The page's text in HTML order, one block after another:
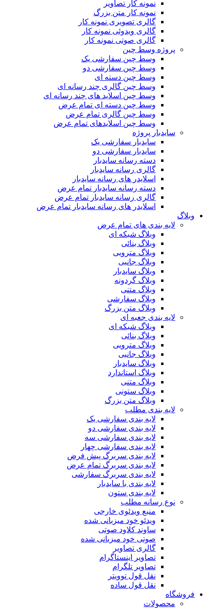
نمونه کار تصاویر
نمونه کار متن بزرگ
گالری تصویری نمونه کار
گالری ویدوئی نمونه کار
گالری صوتی نمونه کار
پروژه وسط چین
وسط چین سفارشی یک
وسط چین سفارشی دو
وسط چین دسته ای
وسط چین گالری چند رسانه ای
وسط چین اسلاید های چند رسانه ای
وسط چین دسته ای تمام عرض
وسط چین گالری تمام عرض
وسط چین اسلایدهای تمام عرض
سایدبار پروژه
سایدبار سفارشی یک
سایدبار سفارشی دو
دسته رسانه سایدبار
گالری رسانه سایدبار
اسلایدر های رسانه سایدبار
دسته رسانه سایدبار تمام عرض
گالری رسانه سایدبار تمام عرض
اسلایدر های رسانه سایدبار تمام عرض
وبلاگ
لایه بندی های تمام عرض
وبلاگ شبکه ای
وبلاگ بنائی
وبلاگ مترویی
وبلاگ جانبی
وبلاگ سایدبار
وبلاگ گردونه
وبلاگ متنی
وبلاگ سفارشی
وبلاگ متن بزرگ
لایه بندی جعبه ای
وبلاگ شبکه ای
وبلاگ بنائی
وبلاگ مترویی
وبلاگ جانبی
وبلاگ سایدبار
وبلاگ استاندارد
وبلاگ متنی
وبلاگ ستونی
وبلاگ متن بزرگ
لایه بندی مطلب
لایه بندی سفارشی یک
لایه بندی سفارشی دو
لایه بندی سفارشی سه
لایه بندی سفارشی چهار
لایه بندی سربرگ پیش فرض
لایه بندی سربرگ تمام عرض
لایه بندی سربرگ سفارشی
لایه بندی با سایدبار
لایه بندی ستون
نوع رسانه مطلب
منبع ویدئوی خارجی
ویدئو خود میزبانی شده
ساوند کلاود صوتی
صوتی خود میزبانی شده
گالری تصاویر
تصاویر اینستاگرام
تصاویر تلگرام
نقل قول توویتر
نقل قول ساده
فروشگاه
محصولات